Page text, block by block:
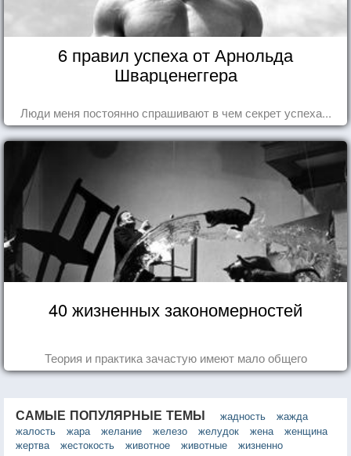
6 правил успеха от Арнольда
Шварценеггера
Люди меня постоянно спрашивают в чем секрет успеха...
40 жизненных закономерностей
Теория и практика зачастую имеют мало общего
САМЫЕ ПОПУЛЯРНЫЕ ТЕМЫ жадность
жажда
жалость
жара желание железо желудок жена
женщина
жертва
жестокость животное животные
жизненно